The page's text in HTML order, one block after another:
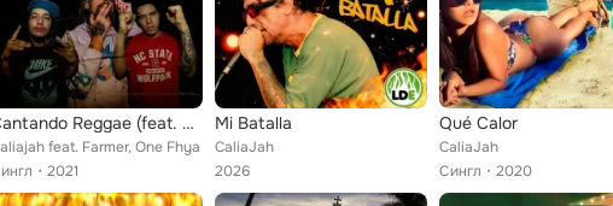
Cantando Reggae (feat. Farmer & One Fhya)
feat. Farmer, One Fhya
2021
Mi Batalla
CaliaJah
2026
Qué Calor
CaliaJah
Сингл
2020